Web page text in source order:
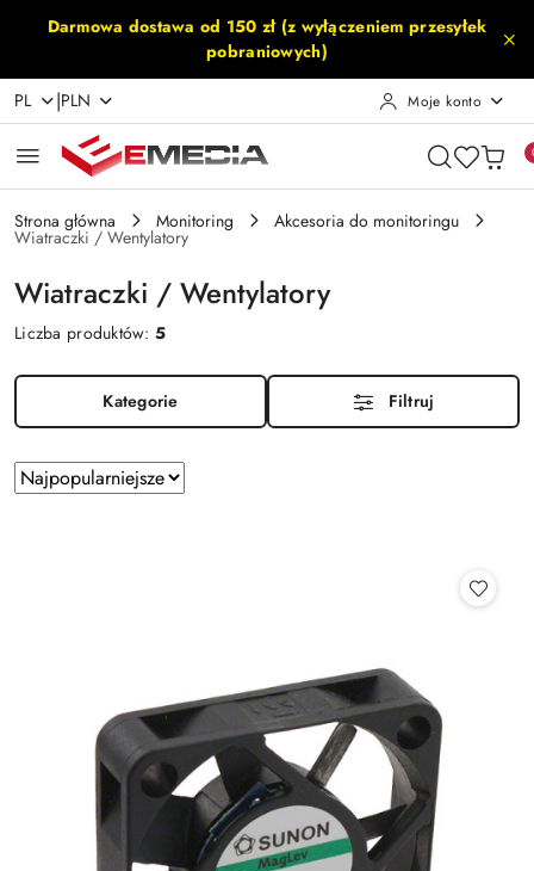
Przejdź do treści głównej
Przejdź do wyszukiwarki
Przejdź do moje konto
Przejdź do menu głównego
Przejdź do stopki
Darmowa dostawa od 150 zł (z wyłączeniem przesyłek
pobraniowych)
PL |PLN Moje konto
Strona główna Monitoring Akcesoria do monitoringu
Wiatraczki / Wentylatory
Wiatraczki / Wentylatory
Liczba produktów:5
Kategorie Filtruj
Zastosowano
sortowanie:
Sortuj
według